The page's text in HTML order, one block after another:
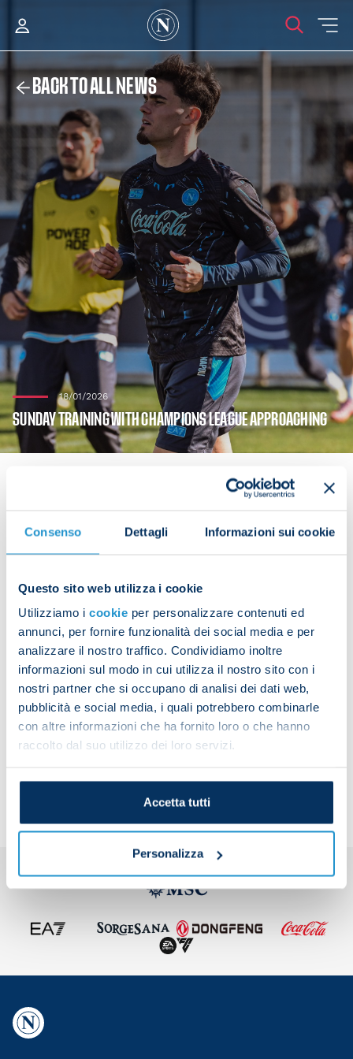
Consenso Dettagli Informazioni sui cookie
Questo sito web utilizza i cookie
Utilizziamo i cookie per personalizzare contenuti ed
annunci, per fornire funzionalità dei social media e per
analizzare il nostro traffico. Condividiamo inoltre
informazioni sul modo in cui utilizza il nostro sito con i
nostri partner che si occupano di analisi dei dati web,
pubblicità e social media, i quali potrebbero combinarle
con altre informazioni che ha fornito loro o che hanno
raccolto dal suo utilizzo dei loro servizi.
Accetta tutti
Personalizza
BACK TO ALL NEWS
18/01/2026
SUNDAY TRAINING WITH CHAMPIONS LEAGUE APPROACHING
After the victory against Sassuolo on Saturday, the
Azzurri resumed training at the SSC Napoli
Champions League match on Tuesday at Parken
Stadium against FC Copenhagen. Players who
started the match against Sassuolo carried out
recovery work, while the rest of the squad took
part in a technical and tactical session.
Share the article with your friends and support the